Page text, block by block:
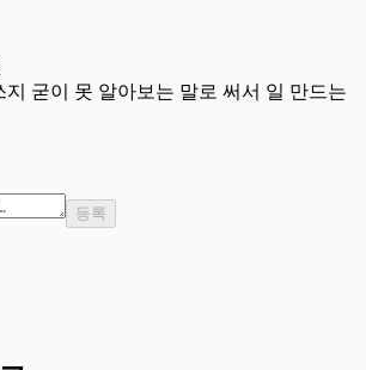
지 굳이 못 알아보는 말로 써서 일 만드는
등록